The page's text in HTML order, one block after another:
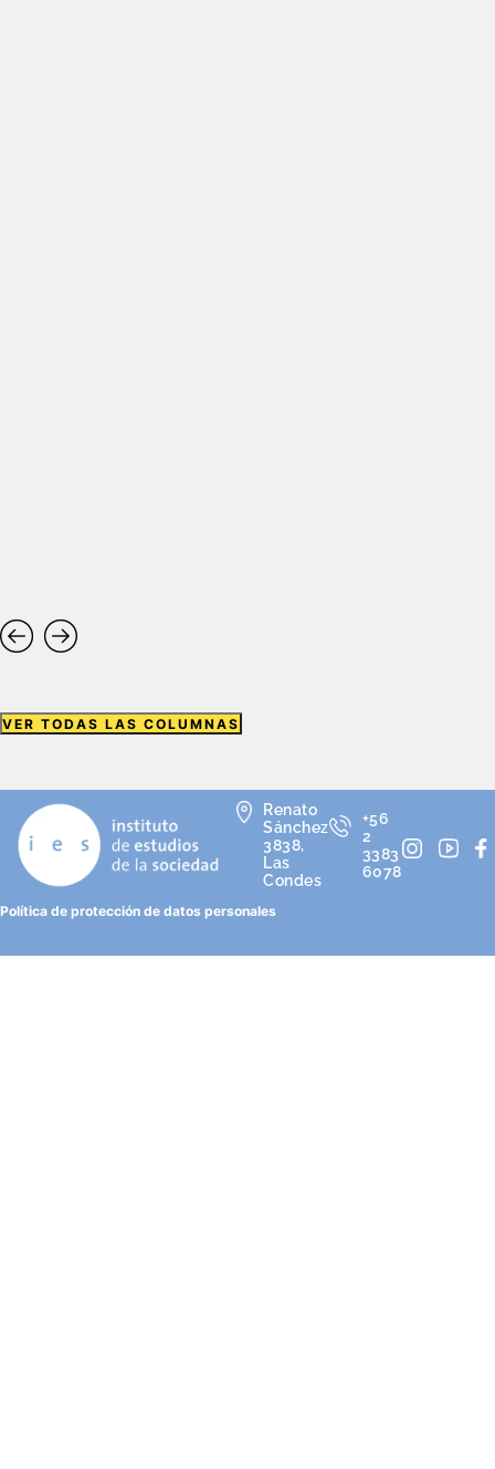
VER TODAS LAS COLUMNAS
Renato
Sánchez
3838,
Las
Condes
+56
2
3383
6078
Política de protección de datos personales